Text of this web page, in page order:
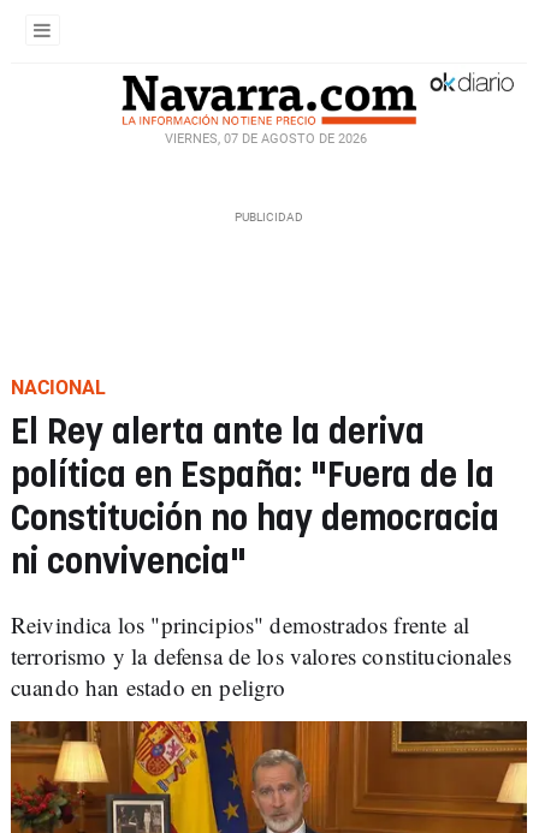
VIERNES, 07 DE AGOSTO DE 2026
NACIONAL
El Rey alerta ante la deriva
política en España: "Fuera de la
Constitución no hay democracia
ni convivencia"
Reivindica los "principios" demostrados frente al
terrorismo y la defensa de los valores constitucionales
cuando han estado en peligro